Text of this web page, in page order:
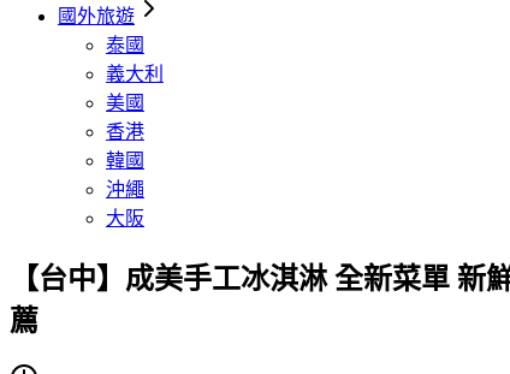
國外旅遊
泰國
義大利
美國
香港
韓國
沖繩
大阪
【台中】成美手工冰淇淋 全新菜單
薦